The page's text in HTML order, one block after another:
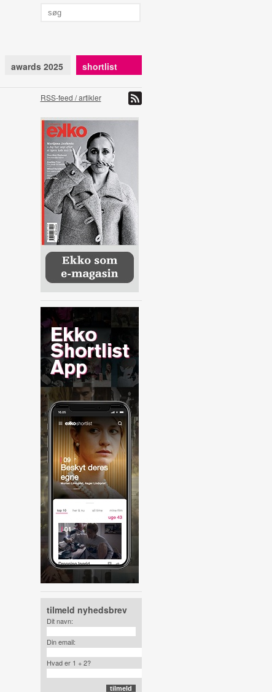
awards 2025 shortlist
RSS-feed / artikler
tilmeld nyhedsbrev
Dit navn:
Din email:
Hvad er 1 + 2?